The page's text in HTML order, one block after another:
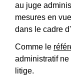
au juge
mesures en
dans le cadre
Comme le
administratif
litige.